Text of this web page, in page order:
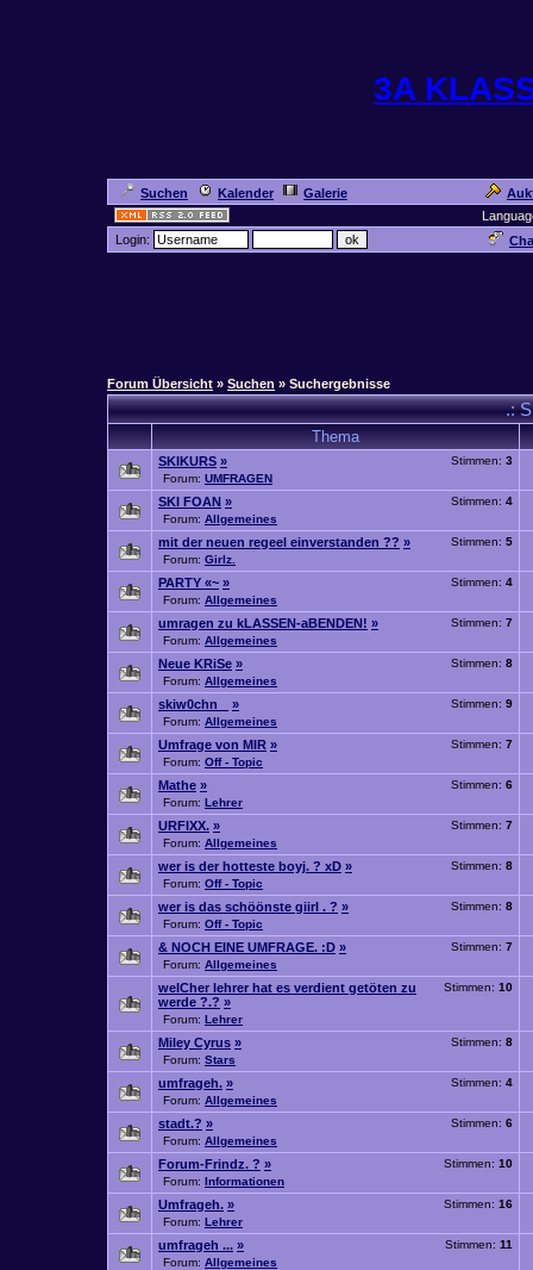
3A
Suchen Kalender Galerie
Login:
Forum Übersicht » Suchen » Suchergebnisse
.:
Thema
Stimmen: 3
SKIKURS »
Forum: UMFRAGEN
Stimmen: 4
SKI FOAN »
Forum: Allgemeines
Stimmen: 5
mit der neuen regeel einverstanden ?? »
Forum: Girlz.
Stimmen: 4
PARTY «~ »
Forum: Allgemeines
Stimmen: 7
umragen zu kLASSEN-aBENDEN! »
Forum: Allgemeines
Stimmen: 8
Neue KRiSe »
Forum: Allgemeines
Stimmen: 9
skiw0chn _ »
Forum: Allgemeines
Stimmen: 7
Umfrage von MIR »
Forum: Off - Topic
Stimmen: 6
Mathe »
Forum: Lehrer
Stimmen: 7
URFIXX. »
Forum: Allgemeines
Stimmen: 8
wer is der hotteste boyj. ? xD »
Forum: Off - Topic
Stimmen: 8
wer is das schöönste giirl . ? »
Forum: Off - Topic
Stimmen: 7
& NOCH EINE UMFRAGE. :D »
Forum: Allgemeines
Stimmen: 10
welCher lehrer hat es verdient getöten zu
werde ?.? »
Forum: Lehrer
Stimmen: 8
Miley Cyrus »
Forum: Stars
Stimmen: 4
umfrageh. »
Forum: Allgemeines
Stimmen: 6
stadt.? »
Forum: Allgemeines
Stimmen: 10
Forum-Frindz. ? »
Forum: Informationen
Stimmen: 16
Umfrageh. »
Forum: Lehrer
Stimmen: 11
umfrageh ... »
Forum: Allgemeines